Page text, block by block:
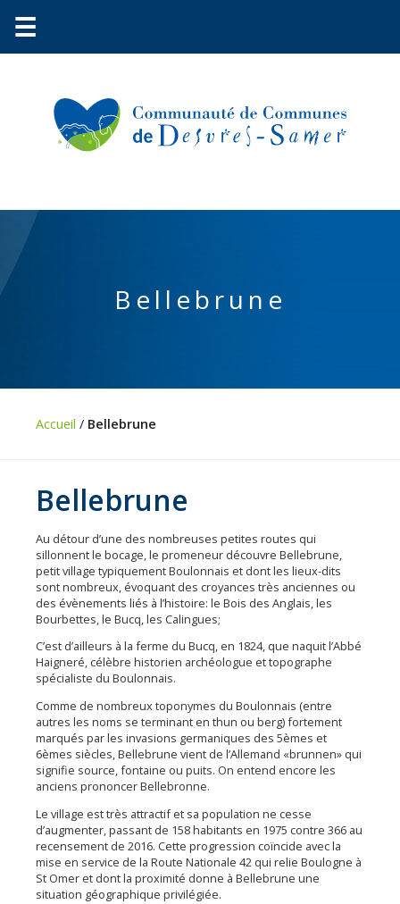
Environnement
Urbanisme
Vie
Les
communes
Actualités
Naturéo
Office
de
Tourisme
Mobilité
Offres
d'emploi
☰
Bellebrune
Accueil / Bellebrune
Bellebrune
Au détour d’une des nombreuses petites routes qui
sillonnent le bocage, le promeneur découvre Bellebrune,
petit village typiquement Boulonnais et dont les lieux-dits
sont nombreux, évoquant des croyances très anciennes ou
des évènements liés à l’histoire: le Bois des Anglais, les
Bourbettes, le Bucq, les Calingues;
C’est d’ailleurs à la ferme du Bucq, en 1824, que naquit l’Abbé
Haigneré, célèbre historien archéologue et topographe
spécialiste du Boulonnais.
Comme de nombreux toponymes du Boulonnais (entre
autres les noms se terminant en thun ou berg) fortement
marqués par les invasions germaniques des 5èmes et
6èmes siècles, Bellebrune vient de l’Allemand «brunnen» qui
signifie source, fontaine ou puits. On entend encore les
anciens prononcer Bellebronne.
Le village est très attractif et sa population ne cesse
d’augmenter, passant de 158 habitants en 1975 contre 366 au
recensement de 2016. Cette progression coïncide avec la
mise en service de la Route Nationale 42 qui relie Boulogne à
St Omer et dont la proximité donne à Bellebrune une
situation géographique privilégiée.